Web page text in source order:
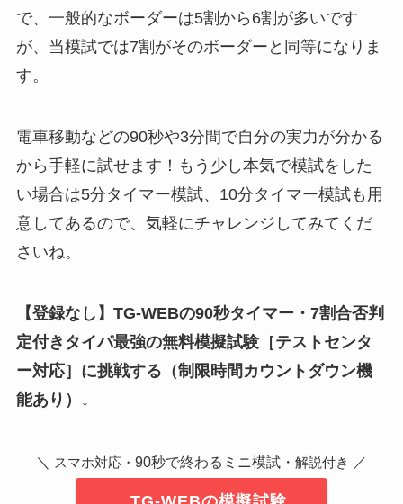
で、一般的なボーダーは5割から6割が多いです
が、当模試では7割がそのボーダーと同等になりま
す。
電車移動などの90秒や3分間で自分の実力が分かる
から手軽に試せます！もう少し本気で模試をした
い場合は5分タイマー模試、10分タイマー模試も用
意してあるので、気軽にチャレンジしてみてくだ
さいね。
【登録なし】TG-WEBの90秒タイマー・7割合否判
定付きタイパ最強の無料模擬試験［テストセンタ
ー対応］ に挑戦する（制限時間カウントダウン機
能あり）↓
＼ スマホ対応・ 90秒で終わるミニ模試・ 解説付き ／